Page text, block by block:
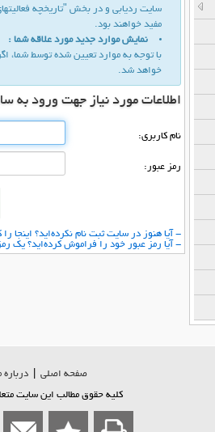
سایت ردیابی و در بخش "تاریخچه
مفید خواهند بود.
نمایش موارد جدید مورد علاقه شما :
با توجه به موارد تعیین شده توسط شما،
خواهد شد.
اطلاعات مورد نیاز جهت ورود به
نام كاربری:
رمز عبور:
- آیا هنوز در سایت ثبت نام نكرده‌اید؟ اینجا
- آیا رمز عبور خود را فراموش كرده‌اید؟ یك
صفحه اصلي درباره
کلیه حقوق مطالب این سایت